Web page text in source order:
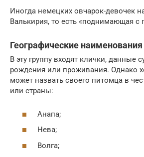
Иногда немецких овчарок-девочек
Валькирия, то есть «поднимающая с
Географические наименования
В эту группу входят клички, данные
рождения или проживания. Однако
может назвать своего питомца в
или страны:
Анапа;
Нева;
Волга;